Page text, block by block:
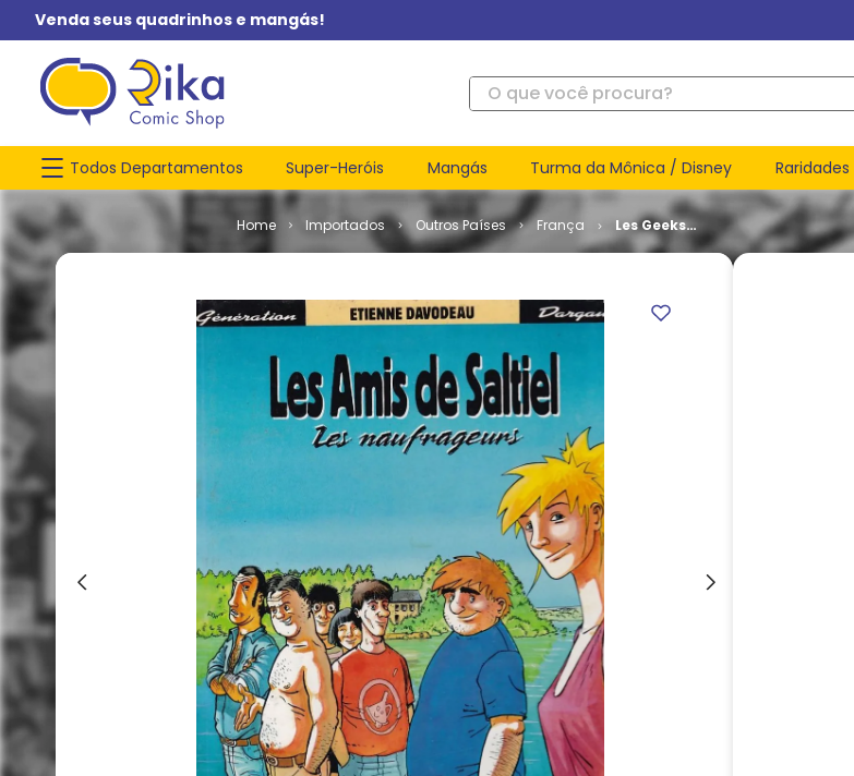
Venda seus quadrinhos e mangás!
O que você procura?
Todos Departamentos Super-Heróis Mangás Turma da Mônica / Disney Raridades
Importados Outros Países França
Les Geeks
# 11 - Keep
Onze